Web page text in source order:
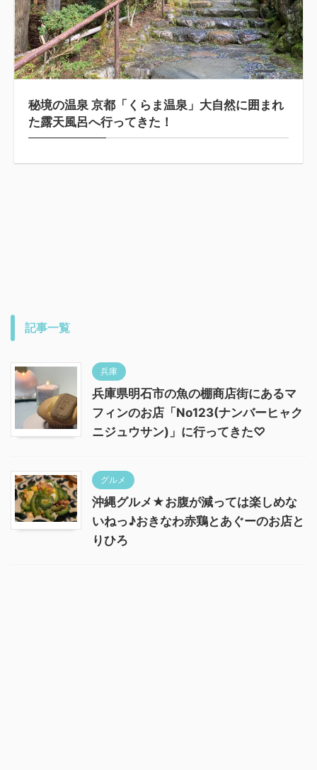
秘境の温泉 京都「くらま温泉」大自然に囲まれ
た露天風呂へ行ってきた！
記事一覧
兵庫
兵庫県明石市の魚の棚商店街にあるマ
フィンのお店「No123(ナンバーヒャク
ニジュウサン)」に行ってきた♡
グルメ
沖縄グルメ★お腹が減っては楽しめな
いねっ♪おきなわ赤鶏とあぐーのお店と
りひろ